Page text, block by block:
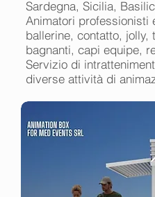
Sardegna, Sicilia,
Animatori
ballerine, contatto,
bagnanti, capi equipe,
Servizio di
diverse attività di